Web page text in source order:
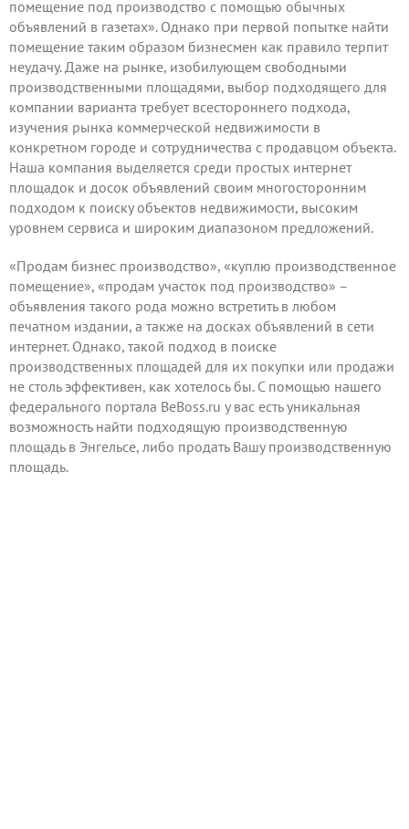
помещение под производство с помощью обычных
объявлений в газетах». Однако при первой попытке найти
помещение таким образом бизнесмен как правило терпит
неудачу. Даже на рынке, изобилующем свободными
производственными площадями, выбор подходящего для
компании варианта требует всестороннего подхода,
изучения рынка коммерческой недвижимости в
конкретном городе и сотрудничества с продавцом объекта.
Наша компания выделяется среди простых интернет
площадок и досок объявлений своим многосторонним
подходом к поиску объектов недвижимости, высоким
уровнем сервиса и широким диапазоном предложений.
«Продам бизнес производство», «куплю производственное
помещение», «продам участок под производство» –
объявления такого рода можно встретить в любом
печатном издании, а также на досках объявлений в сети
интернет. Однако, такой подход в поиске
производственных площадей для их покупки или продажи
не столь эффективен, как хотелось бы. С помощью нашего
федерального портала BeBoss.ru у вас есть уникальная
возможность найти подходящую производственную
площадь в Энгельсе, либо продать Вашу производственную
площадь.